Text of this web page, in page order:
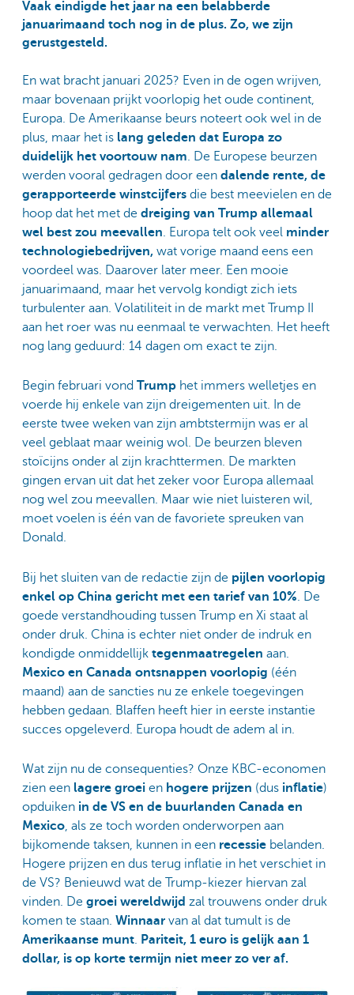
Vaak eindigde het jaar na een belabberde
januarimaand toch nog in de plus. Zo, we zijn
gerustgesteld.
En wat bracht januari 2025? Even in de ogen wrijven,
maar bovenaan prijkt voorlopig het oude continent,
Europa. De Amerikaanse beurs noteert ook wel in de
plus, maar het is lang geleden dat Europa zo
duidelijk het voortouw nam. De Europese beurzen
werden vooral gedragen door een dalende rente, de
gerapporteerde winstcijfers die best meevielen en de
hoop dat het met de dreiging van Trump allemaal
wel best zou meevallen. Europa telt ook veel minder
technologiebedrijven, wat vorige maand eens een
voordeel was. Daarover later meer. Een mooie
januarimaand, maar het vervolg kondigt zich iets
turbulenter aan. Volatiliteit in de markt met Trump II
aan het roer was nu eenmaal te verwachten. Het heeft
nog lang geduurd: 14 dagen om exact te zijn.
Begin februari vond Trump het immers welletjes en
voerde hij enkele van zijn dreigementen uit. In de
eerste twee weken van zijn ambtstermijn was er al
veel geblaat maar weinig wol. De beurzen bleven
stoïcijns onder al zijn krachttermen. De markten
gingen ervan uit dat het zeker voor Europa allemaal
nog wel zou meevallen. Maar wie niet luisteren wil,
moet voelen is één van de favoriete spreuken van
Donald.
Bij het sluiten van de redactie zijn de pijlen voorlopig
enkel op China gericht met een tarief van 10% . De
goede verstandhouding tussen Trump en Xi staat al
onder druk. China is echter niet onder de indruk en
kondigde onmiddellijk tegenmaatregelen aan.
Mexico en Canada ontsnappen voorlopig (één
maand) aan de sancties nu ze enkele toegevingen
hebben gedaan. Blaffen heeft hier in eerste instantie
succes opgeleverd. Europa houdt de adem al in.
Wat zijn nu de consequenties? Onze KBC-economen
zien een lagere groei en hogere prijzen (dus inflatie)
opduiken in de VS en de buurlanden Canada en
Mexico, als ze toch worden onderworpen aan
bijkomende taksen, kunnen in een recessie belanden.
Hogere prijzen en dus terug inflatie in het verschiet in
de VS? Benieuwd wat de Trump-kiezer hiervan zal
vinden. De groei wereldwijd zal trouwens onder druk
komen te staan. Winnaar van al dat tumult is de
Amerikaanse munt. Pariteit, 1 euro is gelijk aan 1
dollar, is op korte termijn niet meer zo ver af.